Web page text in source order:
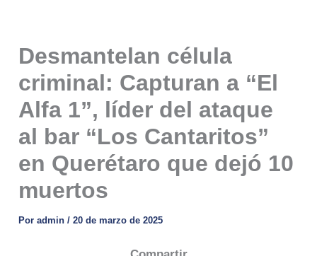
Desmantelan célula
criminal: Capturan a “El
Alfa 1”, líder del ataque
al bar “Los Cantaritos”
en Querétaro que dejó 10
muertos
Poradmin/20 de marzo de 2025